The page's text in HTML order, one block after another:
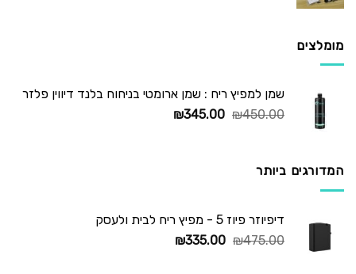
מומלצים
שמן למפיץ ריח : שמן ארומטי בניחוח בלנד דיווין פלזר
₪450.00
המחיר
₪345.00
המחיר
המדורגים ביותר
דיפיוזר פיוז 5 - מפיץ ריח לבית ולעסק
₪475.00
המחיר ₪335.00
המחיר